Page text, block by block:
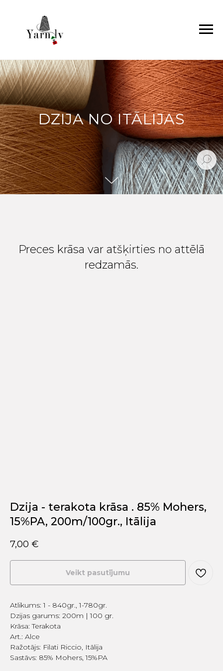
DZIJA NO ITĀLIJAS
Preces krāsa var atšķirties no attēlā
redzamās.
Dzija - terakota krāsa . 85% Mohers,
15%PA, 200m/100gr., Itālija
7,00 €
Veikt pasutījumu
Atlikums: 1 - 840gr., 1-780gr.
Dzijas garums: 200m | 100 gr.
Krāsa: Terakota
Art.: Alce
Ražotājs: Filati Riccio, Itālija
Sastāvs: 85% Mohers, 15%PA